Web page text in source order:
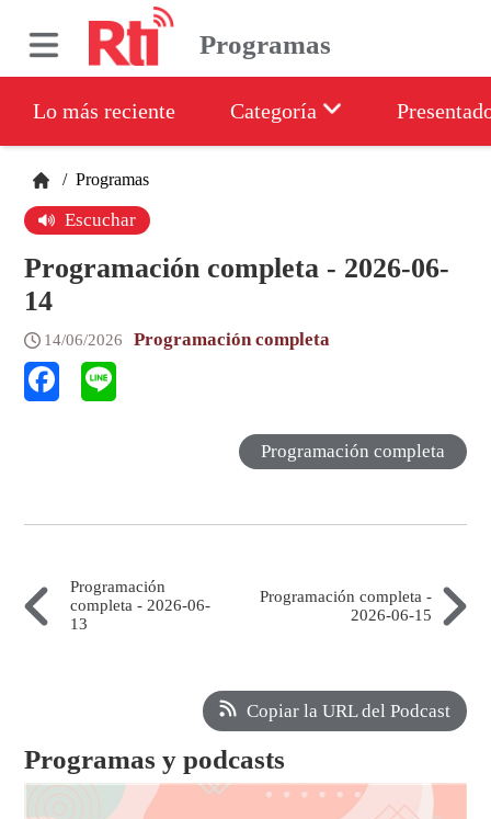
Programas
Lo más reciente Categoría
/ Programas
Escuchar
Programación completa - 2026-06-
14
14/06/2026 Programación completa
Programación completa
Programación
completa - 2026-06-
13
Programación completa -
2026-06-15
Copiar la URL del Podcast
Programas y podcasts